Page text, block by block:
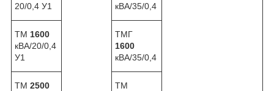
20/0,4 У1
кВА/35/0,4
ТМ 1600
кВА/20/0,4
У1
ТМГ
1600
кВА/35/0,4
ТМ 2500
ТМ